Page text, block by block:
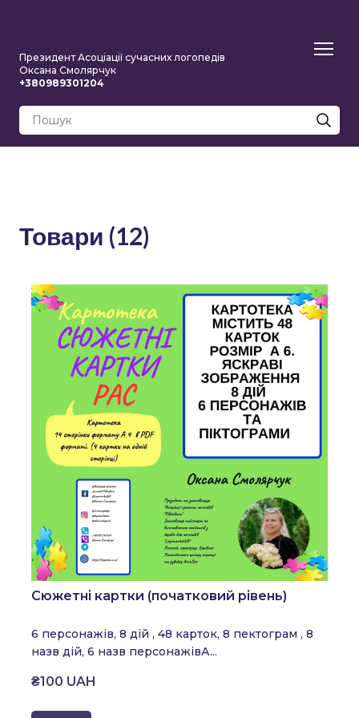
Президент Асоціації сучасних логопедів
Оксана Смолярчук
+380989301204
Товари (12)
Сюжетні картки (початковий рівень)
6 персонажів, 8 дій , 48 карток, 8 пектограм , 8
назв дій, 6 назв персонажівА...
₴100 UAH